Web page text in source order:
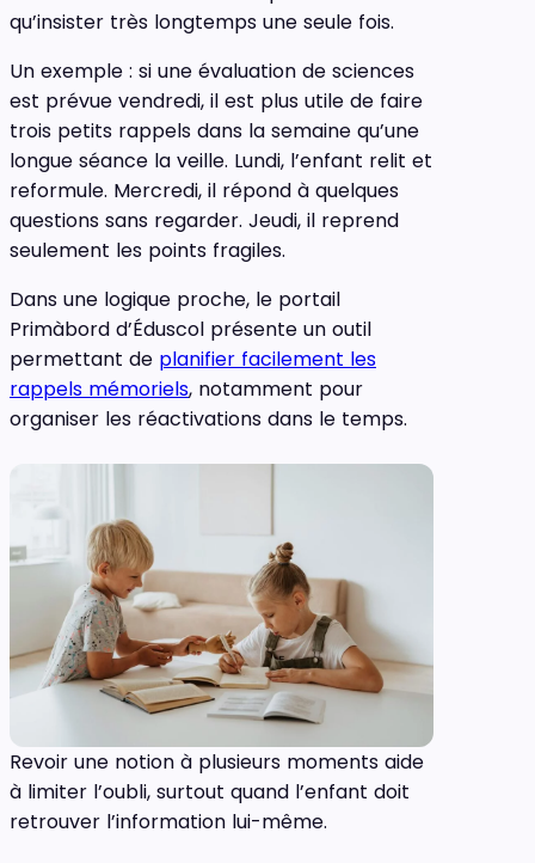
qu’insister très longtemps une seule fois.
Un exemple : si une évaluation de sciences
est prévue vendredi, il est plus utile de faire
trois petits rappels dans la semaine qu’une
longue séance la veille. Lundi, l’enfant relit et
reformule. Mercredi, il répond à quelques
questions sans regarder. Jeudi, il reprend
seulement les points fragiles.
Dans une logique proche, le portail
Primàbord d’Éduscol présente un outil
permettant de planifier facilement les
rappels mémoriels, notamment pour
organiser les réactivations dans le temps.
Revoir une notion à plusieurs moments aide
à limiter l’oubli, surtout quand l’enfant doit
retrouver l’information lui-même.